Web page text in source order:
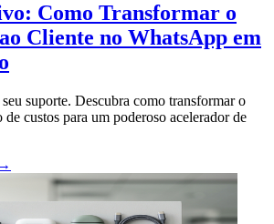
Como Transformar o
Cliente no WhatsApp em
suporte. Descubra como transformar o
custos para um poderoso acelerador de